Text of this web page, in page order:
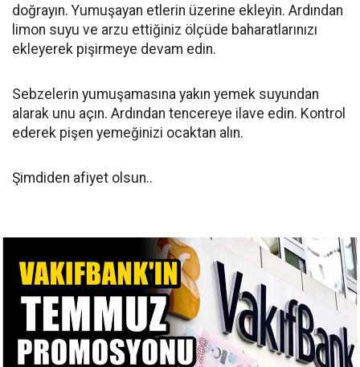
doğrayın. Yumuşayan etlerin üzerine ekleyin. Ardından
limon suyu ve arzu ettiğiniz ölçüde baharatlarınızı
ekleyerek pişirmeye devam edin.
Sebzelerin yumuşamasına yakın yemek suyundan
alarak unu açın. Ardından tencereye ilave edin. Kontrol
ederek pişen yemeğinizi ocaktan alın.
Şimdiden afiyet olsun..